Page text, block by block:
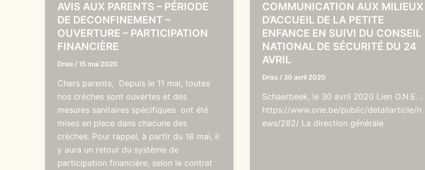
AVIS AUX PARENTS – PÉRIODE
DE DECONFINEMENT –
OUVERTURE – PARTICIPATION
FINANCIÈRE
Driss / 15 mai 2020
Chers parents, Depuis le 11 mai, toutes
nos crèches sont ouvertes et des
mesures sanitaires spécifiques ont été
mises en place dans chacune des
crèches. Pour rappel, à partir du 18 mai, il
y aura un retour du système de
participation financière, selon le contrat
COMMUNICATION AUX MILIEUX
D’ACCUEIL DE LA PETITE
ENFANCE EN SUIVI DU CONSEIL
NATIONAL DE SÉCURITÉ DU 24
AVRIL
Driss / 30 avril 2020
Schaerbeek, le 30 avril 2020 Lien O.N.E. :
https://www.one.be/public/detailarticle/n
ews/282/ La direction générale